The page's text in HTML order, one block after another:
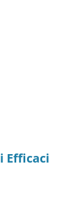
Efficaci